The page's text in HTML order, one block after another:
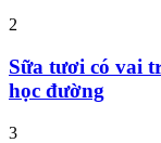
2
Sữa tươi có vai
học đường
3